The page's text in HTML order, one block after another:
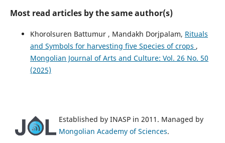
Most read articles by the same author(s)
Khorolsuren Battumur , Mandakh Dorjpalam, Rituals
and Symbols for harvesting five Species of crops ,
Mongolian Journal of Arts and Culture: Vol. 26 No. 50
(2025)
Established by INASP in 2011. Managed by
Mongolian Academy of Sciences.